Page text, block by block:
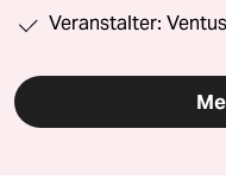
Veranstalter: